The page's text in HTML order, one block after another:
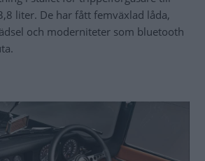
liter. De har fått femväxlad låda,
och moderniteter som bluetooth